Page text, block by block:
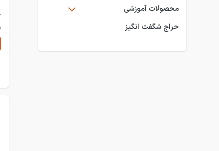
محصولات آموزشی
حراج شگفت انگیز